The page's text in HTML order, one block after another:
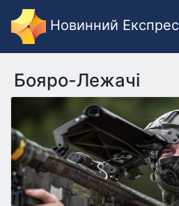
Новинний Експрес
Бояро-Лежачі